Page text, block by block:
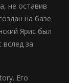
не оставив
на базе
Ярис был
вслед за
Его